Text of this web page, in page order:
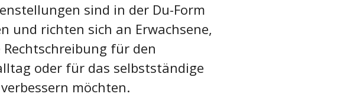
sind in der Du-Form
und richten sich an Erwachsene,
Rechtschreibung für den
oder für das selbstständige
möchten.